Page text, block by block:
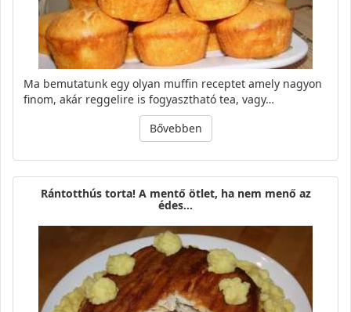
Ma bemutatunk egy olyan muffin receptet amely nagyon
finom, akár reggelire is fogyasztható tea, vagy…
Bővebben
Rántotthús torta! A mentő ötlet, ha nem menő az
édes…